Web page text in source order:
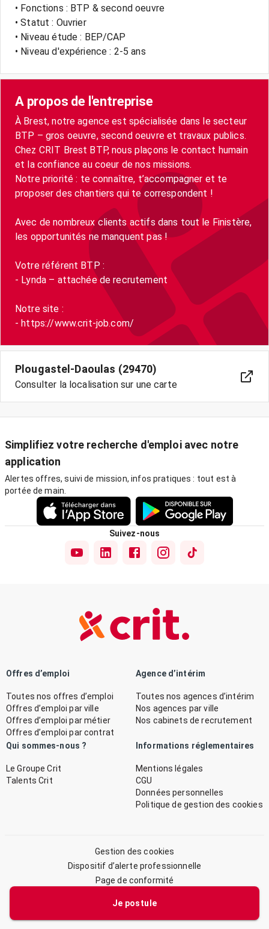
Je postule
• Fonctions : BTP & second oeuvre
• Statut : Ouvrier
• Niveau étude : BEP/CAP
• Niveau d'expérience : 2-5 ans
A propos de l'entreprise
À Brest, notre agence est spécialisée dans le secteur
BTP – gros oeuvre, second oeuvre et travaux publics.
Chez CRIT Brest BTP, nous plaçons le contact humain
et la confiance au coeur de nos missions.
Notre priorité : te connaître, t’accompagner et te
proposer des chantiers qui te correspondent !
Avec de nombreux clients actifs dans tout le Finistère,
les opportunités ne manquent pas !
Votre référent BTP :
- Lynda – attachée de recrutement
Notre site :
- https://www.crit-job.com/
Plougastel-Daoulas (29470)
Consulter la localisation sur une carte
Simplifiez votre recherche d'emploi avec notre
application
Alertes offres, suivi de mission, infos pratiques : tout est à
portée de main.
Suivez-nous
Offres d’emploi
Toutes nos offres d’emploi
Offres d’emploi par ville
Offres d’emploi par métier
Offres d’emploi par contrat
Agence d’intérim
Toutes nos agences d’intérim
Nos agences par ville
Nos cabinets de recrutement
Qui sommes-nous ?
Le Groupe Crit
Talents Crit
Informations réglementaires
Mentions légales
CGU
Données personnelles
Politique de gestion des cookies
Gestion des cookies
Dispositif d’alerte professionnelle
Page de conformité
© 2026 CRIT